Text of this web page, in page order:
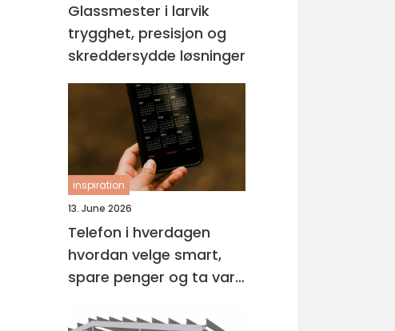
Glassmester i larvik
trygghet, presisjon og
skreddersydde løsninger
inspiration
13. June 2026
Telefon i hverdagen
hvordan velge smart,
spare penger og ta vare